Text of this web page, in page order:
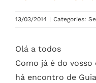
13/03/2014 | Categories:
Olá a todos
Como já é do
há encontro de